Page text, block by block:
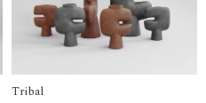
Tribal